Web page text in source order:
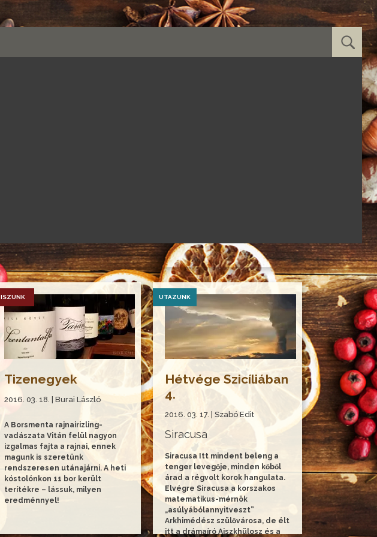
ISZUNK
Tizenegyek
2016. 03. 18. | Burai László
A Borsmenta rajnairizling-
vadászata Vitán felül nagyon
izgalmas fajta a rajnai, ennek
magunk is szeretünk
rendszeresen utánajárni. A heti
kóstolónkon 11 bor került
terítékre – lássuk, milyen
eredménnyel!
UTAZUNK
Hétvége Szicíliában
4.
2016. 03. 17. | Szabó Edit
Siracusa
Siracusa Itt mindent beleng a
tenger levegője, minden kőből
árad a régvolt korok hangulata.
Elvégre Siracusa a korszakos
matematikus-mérnök
„asúlyábólannyitveszt”
Arkhimédész szülővárosa, de élt
itt a drámaíró Aiszkhülosz és a